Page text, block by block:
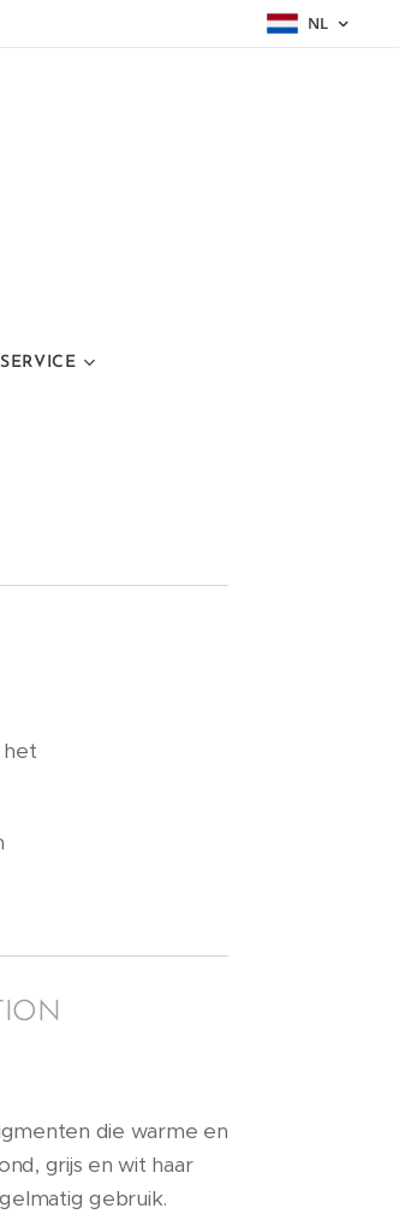
NL
SERVICE
het
die warme en
grijs en wit haar
gebruik.